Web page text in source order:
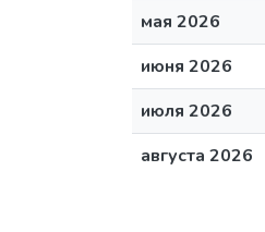
мая 2026
июня 2026
июля 2026
августа 2026